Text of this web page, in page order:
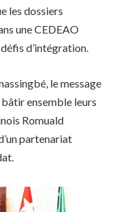
les dossiers
une CEDEAO
d’intégration.
le message
ensemble leurs
Romuald
partenariat